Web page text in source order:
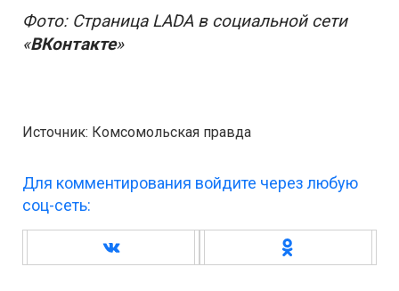
Фото: Страница LADA в социальной сети
«ВКонтакте»
Источник: Комсомольская правда
Для комментирования войдите через любую
соц-сеть: